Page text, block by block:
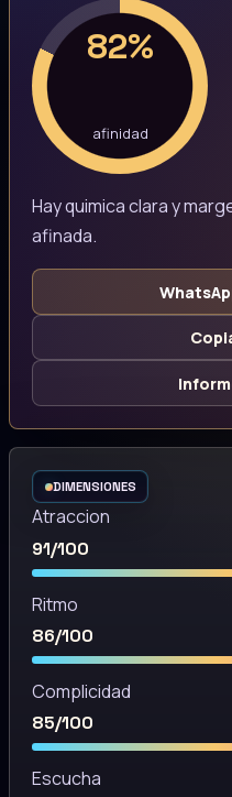
82%
afinidad
Hay quimica clara y
afinada.
DIMENSIONES
Atraccion
91/100
Ritmo
86/100
Complicidad
85/100
Escucha